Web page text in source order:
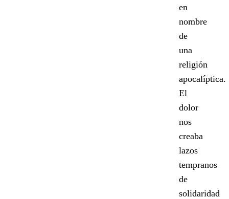
en
nombre
de
una
religión
apocalíptica.
El
dolor
nos
creaba
lazos
tempranos
de
solidaridad